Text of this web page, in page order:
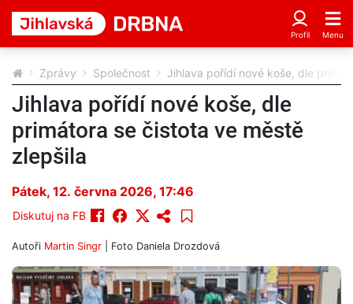
Zprávy Společnost Jihlava pořídí nové koše, dle
Jihlava pořídí nové koše, dle
primátora se čistota ve městě
zlepšila
Pátek, 12. června 2026, 17:46
Diskutuj na FB
Autoři Martin Singr | Foto Daniela Drozdová